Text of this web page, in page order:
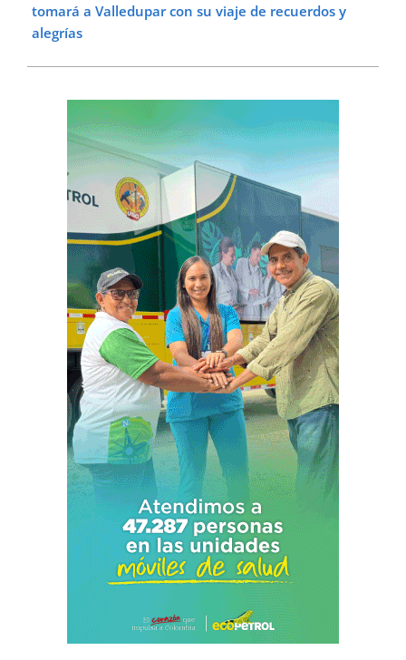
tomará a Valledupar con su viaje de recuerdos y
alegrías